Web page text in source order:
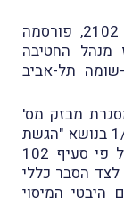
מאוחר יותר, וכפי שדיווחנו במבזק מס' 2102, פורסמה
מנהל החטיבה
שומה תל-אביב
במסגרת מבזק מס'
2103, פורסם חוזר מס הכנסה מס' 1/2024 בנושא "הגשת
תוכנית הקצאת מניות באמצעות נאמן על פי סעיף 102
לצד הסבר כללי
היבטי המיסוי